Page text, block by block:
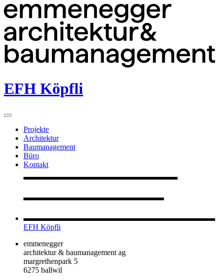
EFH Köpfli
Projekte
Architektur
Baumanagement
Büro
Kontakt
EFH Köpfli
emmenegger
architektur & baumanagement ag
margrethenpark 5
6275 ballwil